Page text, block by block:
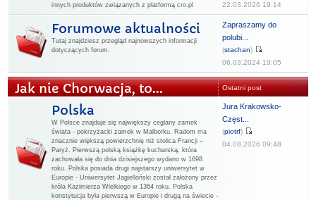
innych produktów związanych z platformą cro.pl
22.03.2026 19:14
Forumowe aktualności
Tutaj znajdziesz przegląd najnowszych informacji
dotyczących forum.
Zapraszamy do
polubi...
(stachan)
06.03.2024 19:05
Jak nie Chorwacja, to... Ostatni post
Polska
W Polsce znajduje się największy ceglany zamek
świata - pokrzyżacki zamek w Malborku. Radom ma
znacznie większą powierzchnię niż stolica Francji –
Paryż. Pierwszą polską książkę kucharską, która
zachowała się do dnia dzisiejszego wydano w 1698
roku. Polska posiada drugi najstarszy uniwersytet w
Europie - Uniwersytet Jagielloński został założony przez
króla Kazimierza Wielkiego w 1364 roku. Polska
konstytucja była pierwszą w Europie i drugą na świecie -
Jura Krakowsko-
Częst...
(piotrf)
04.08.2026 09:48